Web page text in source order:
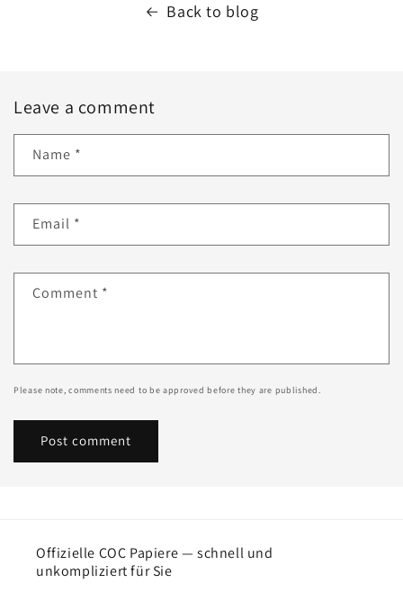
Back to blog
Leave a comment
Name *
Email *
Comment *
Please note, comments need to be approved before they are published.
Offizielle COC Papiere — schnell und
unkompliziert für Sie